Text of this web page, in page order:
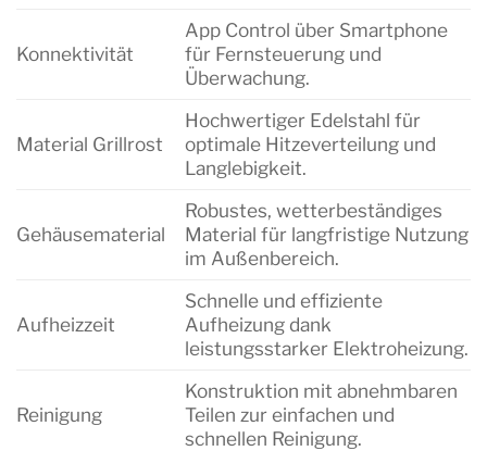
Konnektivität
App Control über Smartphone
für Fernsteuerung und
Überwachung.
Material Grillrost
Hochwertiger Edelstahl für
optimale Hitzeverteilung und
Langlebigkeit.
Gehäusematerial
Robustes, wetterbeständiges
Material für langfristige Nutzung
im Außenbereich.
Aufheizzeit
Schnelle und effiziente
Aufheizung dank
leistungsstarker Elektroheizung.
Reinigung
Konstruktion mit abnehmbaren
Teilen zur einfachen und
schnellen Reinigung.